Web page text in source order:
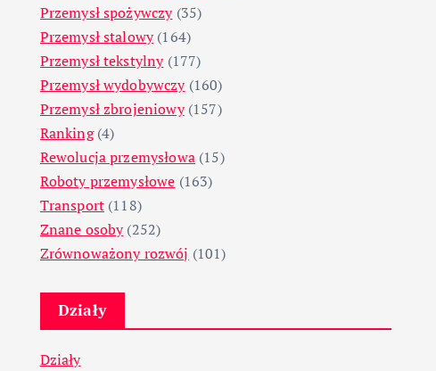
Przemysł spożywczy(35)
Przemysł stalowy(164)
Przemysł tekstylny(177)
Przemysł wydobywczy(160)
Przemysł zbrojeniowy(157)
Ranking(4)
Rewolucja przemysłowa(15)
Roboty przemysłowe (163)
Transport (118)
Znane osoby(252)
Zrównoważony rozwój (101)
Działy
Działy